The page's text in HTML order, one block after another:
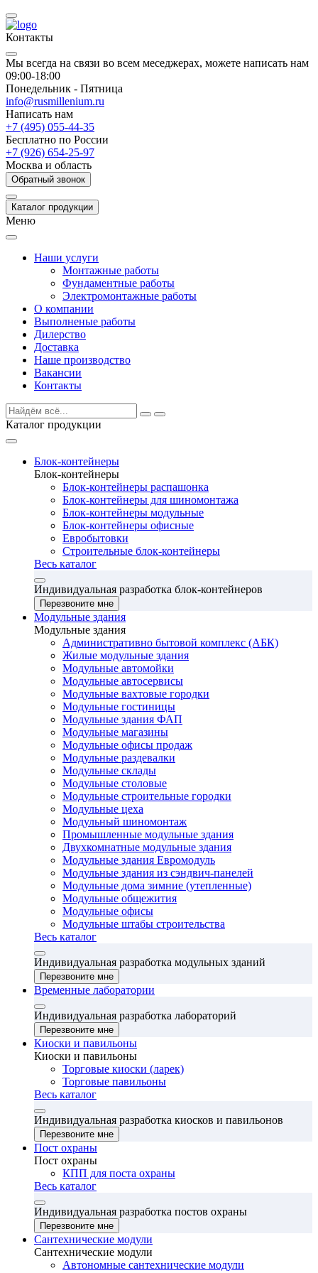
Контакты
Мы всегда на связи во всем меседжерах, можете написать нам
09:00-18:00
Понедельник - Пятница
info@rusmillenium.ru
Написать нам
+7 (495) 055-44-35
Бесплатно по России
+7 (926) 654-25-97
Москва и область
Обратный звонок
Каталог продукции
Меню
Наши услуги
Монтажные работы
Фундаментные работы
Электромонтажные работы
О компании
Выполненые работы
Дилерство
Доставка
Наше производство
Вакансии
Контакты
Каталог продукции
Блок-контейнеры
Блок-контейнеры
Блок-контейнеры распашонка
Блок-контейнеры для шиномонтажа
Блок-контейнеры модульные
Блок-контейнеры офисные
Евробытовки
Строительные блок-контейнеры
Весь каталог
Индивидуальная разработка блок-контейнеров
Перезвоните мне
Модульные здания
Модульные здания
Административно бытовой комплекс (АБК)
Жилые модульные здания
Модульные автомойки
Модульные автосервисы
Модульные вахтовые городки
Модульные гостиницы
Модульные здания ФАП
Модульные магазины
Модульные офисы продаж
Модульные раздевалки
Модульные склады
Модульные столовые
Модульные строительные городки
Модульные цеха
Модульный шиномонтаж
Промышленные модульные здания
Двухкомнатные модульные здания
Модульные здания Евромодуль
Модульные здания из сэндвич-панелей
Модульные дома зимние (утепленные)
Модульные общежития
Модульные офисы
Модульные штабы строительства
Весь каталог
Индивидуальная разработка модульных зданий
Перезвоните мне
Временные лаборатории
Индивидуальная разработка лабораторий
Перезвоните мне
Киоски и павильоны
Киоски и павильоны
Торговые киоски (ларек)
Торговые павильоны
Весь каталог
Индивидуальная разработка киосков и павильонов
Перезвоните мне
Пост охраны
Пост охраны
КПП для поста охраны
Весь каталог
Индивидуальная разработка постов охраны
Перезвоните мне
Сантехнические модули
Сантехнические модули
Автономные сантехнические модули